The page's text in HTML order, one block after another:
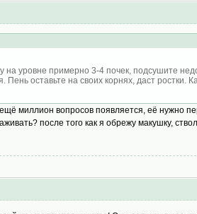
на уровне примерно 3-4 почек, подсушите
оставьте на своих корнях, даст ростки.
миллион вопросов появляется, её нужно
после того как я обрежу макушку,